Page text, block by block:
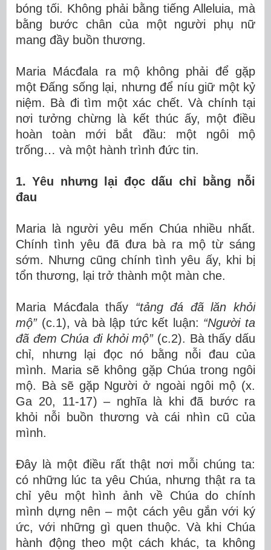
bóng tối. Không phải bằng tiếng Alleluia, mà
bằng bước chân của một người phụ nữ
mang đầy buồn thương.
Maria Mácđala ra mộ không phải để gặp
một Đấng sống lại, nhưng để níu giữ một kỷ
niệm. Bà đi tìm một xác chết. Và chính tại
nơi tưởng chừng là kết thúc ấy, một điều
hoàn toàn mới bắt đầu: một ngôi mộ
trống… và một hành trình đức tin.
1. Yêu nhưng lại đọc dấu chỉ bằng nỗi
đau
Maria là người yêu mến Chúa nhiều nhất.
Chính tình yêu đã đưa bà ra mộ từ sáng
sớm. Nhưng cũng chính tình yêu ấy, khi bị
tổn thương, lại trở thành một màn che.
Maria Mácđala thấy “tảng đá đã lăn khỏi
mộ”(c.1), và bà lập tức kết luận: “Người ta
đã đem Chúa đi khỏi mộ” (c.2). Bà thấy dấu
chỉ, nhưng lại đọc nó bằng nỗi đau của
mình. Maria sẽ không gặp Chúa trong ngôi
mộ. Bà sẽ gặp Ngườiở ngoài ngôi mộ (x.
Ga 20, 11-17) – nghĩa là khi đã bước ra
khỏi nỗi buồn thương và cái nhìn cũ của
mình.
Đây là một điều rất thật nơi mỗi chúng ta:
có những lúc ta yêu Chúa, nhưng thật ra ta
chỉ yêu một hình ảnh về Chúa do chính
mình dựng nên – một cách yêu gắn với ký
ức, với những gì quen thuộc. Và khi Chúa
hành động theo một cách khác, ta không